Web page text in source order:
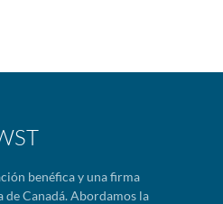
benéfica y una firma
Canadá. Abordamos la